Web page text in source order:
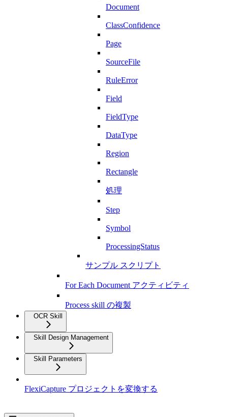
Document
ClassConfidence
Page
SourceFile
RuleError
Field
FieldType
DataType
Region
Rectangle
処理
Step
Symbol
ProcessingStatus
サンプル スクリプト
For Each Document アクティビティ
Process skill の複製
OCR Skill
Skill Design Management
Skill Parameters
FlexiCapture プロジェクトを変換する